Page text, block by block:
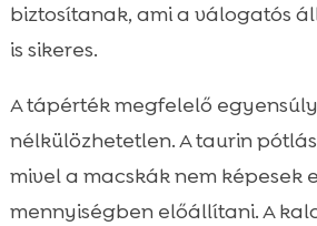
biztosítanak, ami a válogatós
is sikeres.
A tápérték megfelelő
nélkülözhetetlen. A taurin
mivel a macskák nem képesek
mennyiségben előállítani. A